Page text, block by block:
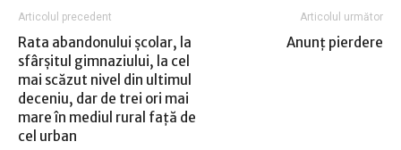
Articolul precedent
Rata abandonului şcolar, la
sfârşitul gimnaziului, la cel
mai scăzut nivel din ultimul
deceniu, dar de trei ori mai
mare în mediul rural faţă de
cel urban
Articolul următor
Anunţ pierdere